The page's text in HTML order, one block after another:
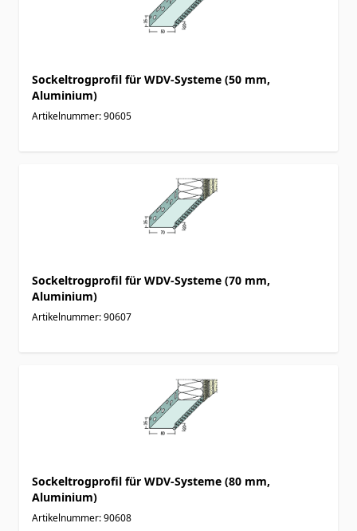
Sockeltrogprofil für WDV-Systeme (50 mm,
Aluminium)
Artikelnummer: 90605
Sockeltrogprofil für WDV-Systeme (70 mm,
Aluminium)
Artikelnummer: 90607
Sockeltrogprofil für WDV-Systeme (80 mm,
Aluminium)
Artikelnummer: 90608